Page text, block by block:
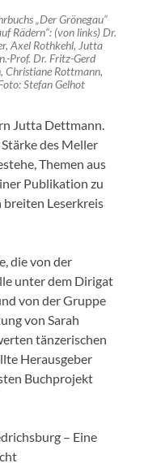
„Der Grönegau“
Rädern“: (von links) Dr.
Axel Rothkehl, Jutta
Prof. Dr. Fritz-Gerd
Christiane Rottmann,
Stefan Gelhot
Jutta Dettmann.
des Meller
Themen aus
Publikation zu
breiten Leserkreis
die von der
unter dem Dirigat
von der Gruppe
von Sarah
tänzerischen
Herausgeber
Buchprojekt
– Eine